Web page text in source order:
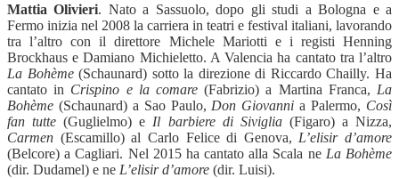
Mattia Olivieri. Nato a Sassuolo, dopo gli studi a Bologna e a
Fermo inizia nel 2008 la carriera in teatri e festival italiani, lavorando
tra l’altro con il direttore Michele Mariotti e i registi Henning
Brockhaus e Damiano Michieletto. A Valencia ha cantato tra l’altro
La Bohème(Schaunard) sotto la direzione di Riccardo Chailly. Ha
cantato in Crispino e la comare (Fabrizio) a Martina Franca, La
Bohème (Schaunard) a Sao Paulo, Don Giovanni a Palermo, Così
fan tutte (Guglielmo) e Il barbiere di Siviglia(Figaro) a Nizza,
Carmen (Escamillo) al Carlo Felice di Genova, L’elisir d’amore
(Belcore) a Cagliari. Nel 2015 ha cantato alla Scala ne La Bohème
(dir. Dudamel) e ne L’elisir d’amore (dir. Luisi).